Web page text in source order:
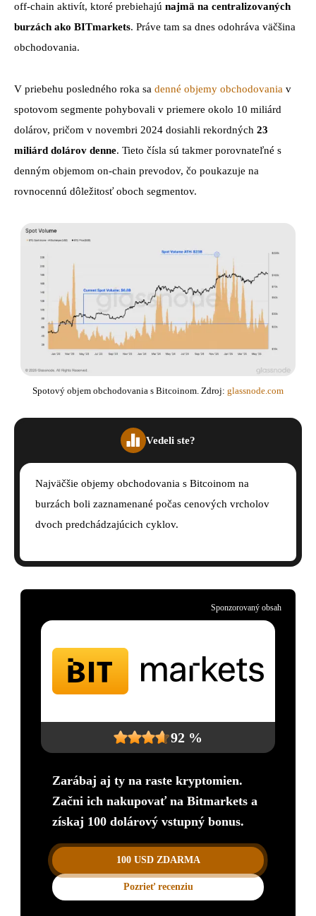
off-chain aktivít, ktoré prebiehajú najmä na centralizovaných
burzách ako BITmarkets. Práve tam sa dnes odohráva väčšina
obchodovania.
V priebehu posledného roka sa denné objemy obchodovania v
spotovom segmente pohybovali v priemere okolo 10 miliárd
dolárov, pričom v novembri 2024 dosiahli rekordných 23
miliárd dolárov denne. Tieto čísla sú takmer porovnateľné s
denným objemom on-chain prevodov, čo poukazuje na
rovnocennú dôležitosť oboch segmentov.
Spotový objem obchodovania s Bitcoinom. Zdroj: glassnode.com
Vedeli ste?
Najväčšie objemy obchodovania s Bitcoinom na
burzách boli zaznamenané počas cenových vrcholov
dvoch predchádzajúcich cyklov.
92 %
Zarábaj aj ty na raste kryptomien.
Začni ich nakupovať na Bitmarkets a
získaj 100 dolárový vstupný bonus.
100 USD ZDARMA
Pozrieť recenziu
Sponzorovaný obsah